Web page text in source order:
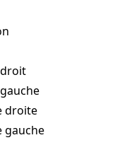
droite
gauche